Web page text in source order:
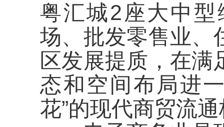
粤汇城2座大中型
场、批发零售业、
区发展提质，在满
态和空间布局进
花”的现代商贸流